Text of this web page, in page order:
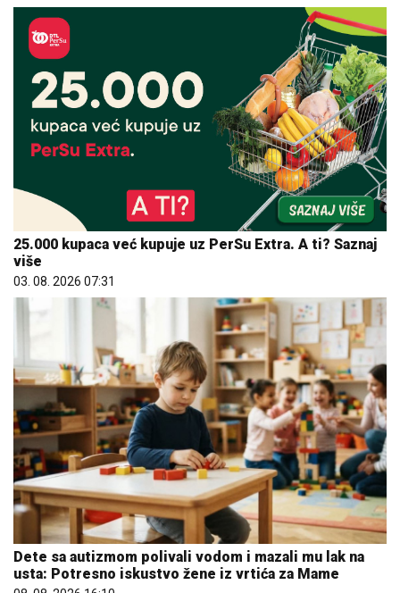
25.000 kupaca već kupuje uz PerSu Extra. A ti? Saznaj
više
03. 08. 2026 07:31
Dete sa autizmom polivali vodom i mazali mu lak na
usta: Potresno iskustvo žene iz vrtića za Mame